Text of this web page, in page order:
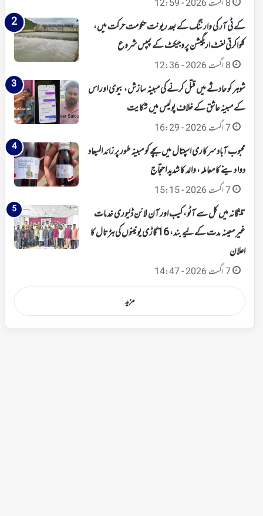
8 اگست 2026 - 12:59
کے ٹی آر کی وارننگ کے بعد ریونت حکومت حرکت میں،
کلواکرتی لفٹ اریگیشن پروجیکٹ کے پمپس شروع
8 اگست 2026 - 12:36
شوہر کو حادثے میں قتل کرنے کی مبینہ سازش، بیوی اور اس
کے مبینہ عاشق کے خلاف پولیس میں شکایت
7 اگست 2026 - 16:29
محبوب آباد سرکاری اسپتال میں بچے کو مبینہ طور پر زائد المیعاد
دوا دینے کا معاملہ، والد کا شدید احتجاج
7 اگست 2026 - 15:15
تلنگانہ میں کل سے آٹو، کیب اور آن لائن ڈلیوری خدمات
غیر معینہ مدت کے لیے بند، 16 گاڑی یونینوں کی ہڑتال کا
اعلان
7 اگست 2026 - 14:47
مزید